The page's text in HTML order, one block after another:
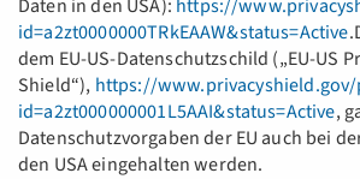
Daten in den USA): https://
id=a2zt0000000TRkEAAW&status=Active
dem EU-US-Datenschutzschild („EU-US
Shield“), https://
id=a2zt000000001L5AAI&status=Active,
Datenschutzvorgaben der EU auch bei
den USA eingehalten werden.